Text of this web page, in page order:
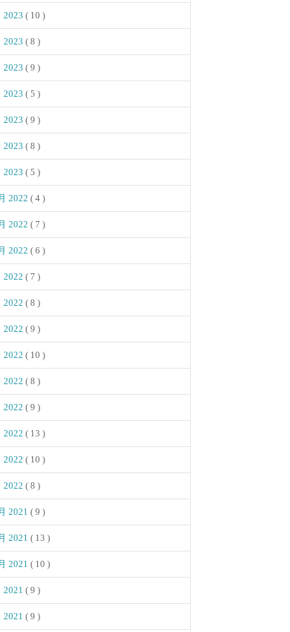
2023 ( 10 )
2023 ( 8 )
2023 ( 9 )
2023 ( 5 )
2023 ( 9 )
2023 ( 8 )
2023 ( 5 )
2022 ( 4 )
2022 ( 7 )
2022 ( 6 )
2022 ( 7 )
2022 ( 8 )
2022 ( 9 )
2022 ( 10 )
2022 ( 8 )
2022 ( 9 )
2022 ( 13 )
2022 ( 10 )
2022 ( 8 )
2021 ( 9 )
2021 ( 13 )
2021 ( 10 )
2021 ( 9 )
2021 ( 9 )